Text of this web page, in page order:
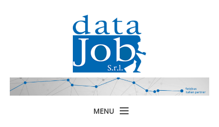
MENU